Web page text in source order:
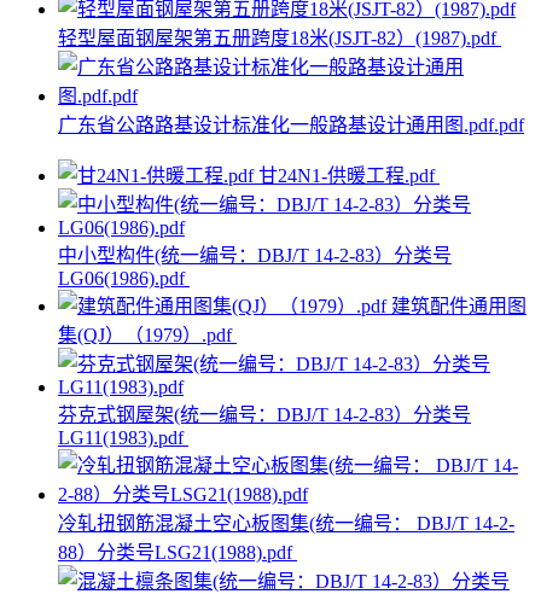
轻型屋面钢屋架第五册跨度18米(JSJT-82）(1987).pdf
广东省公路路基设计标准化一般路基设计通用图.pdf.pdf
甘24N1-供暖工程.pdf
中小型构件(统一编号：DBJ/T 14-2-83）分类号
LG06(1986).pdf
建筑配件通用图
集(QJ）（1979）.pdf
芬克式钢屋架(统一编号：DBJ/T 14-2-83）分类号
LG11(1983).pdf
冷轧扭钢筋混凝土空心板图集(统一编号： DBJ/T 14-2-
88）分类号LSG21(1988).pdf